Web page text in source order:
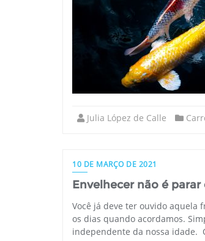
Julia López de Calle
10 DE MARÇO DE 2021
Envelhecer não é parar
Você já deve ter ouvido aquela
os dias quando acordamos.
independente da nossa idade.